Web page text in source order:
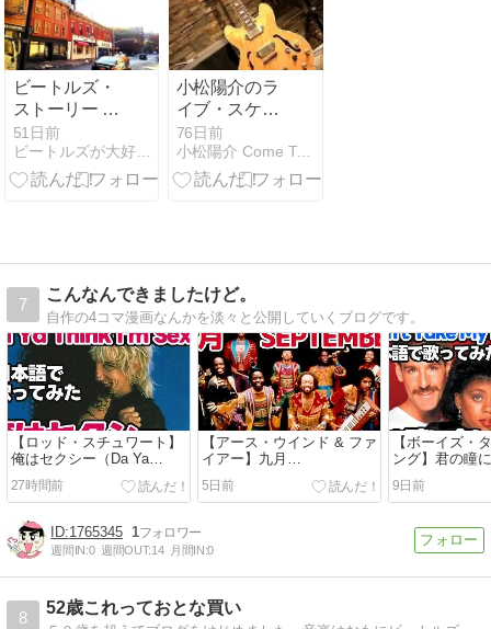
アルバム
「ザ・ビート
ルズ（ホワイ
トアルバ
ム）」発売）
ビートルズ・
ストーリー ５
５４ ジョンと
ヨーコ、アメ
リカ移住を決
51日前
ビートルズが大好きなオヤジ
小松陽介のラ
イブ・スケジ
ュール 2026年
6月
76日前
小松陽介 Come Together
7
こんなんできましたけど。
自作の4コマ漫画なんかを淡々と公開していくブログです。
【ロッド・スチュワート】
俺はセクシー（Da Ya
Think I'm Sexy?）【日本語
で歌ってみた】
27時間前
【アース・ウインド & ファ
イアー】九月
（September）【日本語で
歌ってみた】
5日前
【ボーイズ・
ング】君の瞳
（Can’t Take
You）【日本
9日前
1765345 1
週間IN:0 週間OUT:14 月間IN:0
8
52歳これっておとな買い